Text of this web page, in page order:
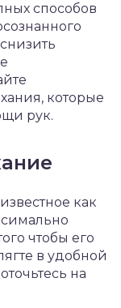
способов
которые
рук.
как
чтобы его
в удобной
на